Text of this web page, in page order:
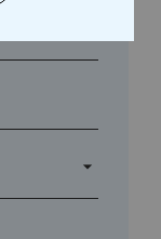
arrow_drop_down